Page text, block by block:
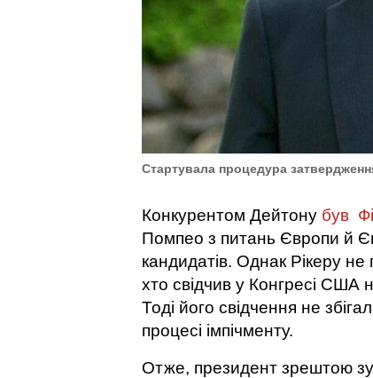
Стартувала процедура
Конкурентом Дейтону був
Помпео з питань Європи й
кандидатів. Однак Рікеру
хто свідчив у Конгресі США
Тоді його свідчення не
процесі імпічменту.
Отже, президент зрештою